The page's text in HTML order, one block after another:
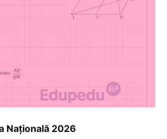
Națională 2026